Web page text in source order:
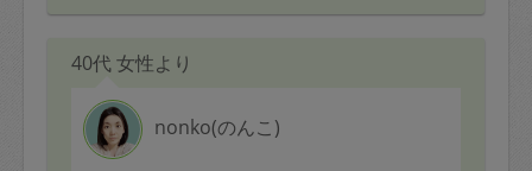
40代 女性より
nonko(のんこ)